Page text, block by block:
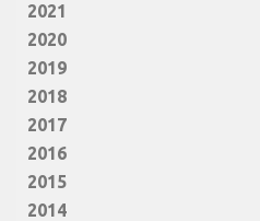
2021
2020
2019
2018
2017
2016
2015
2014